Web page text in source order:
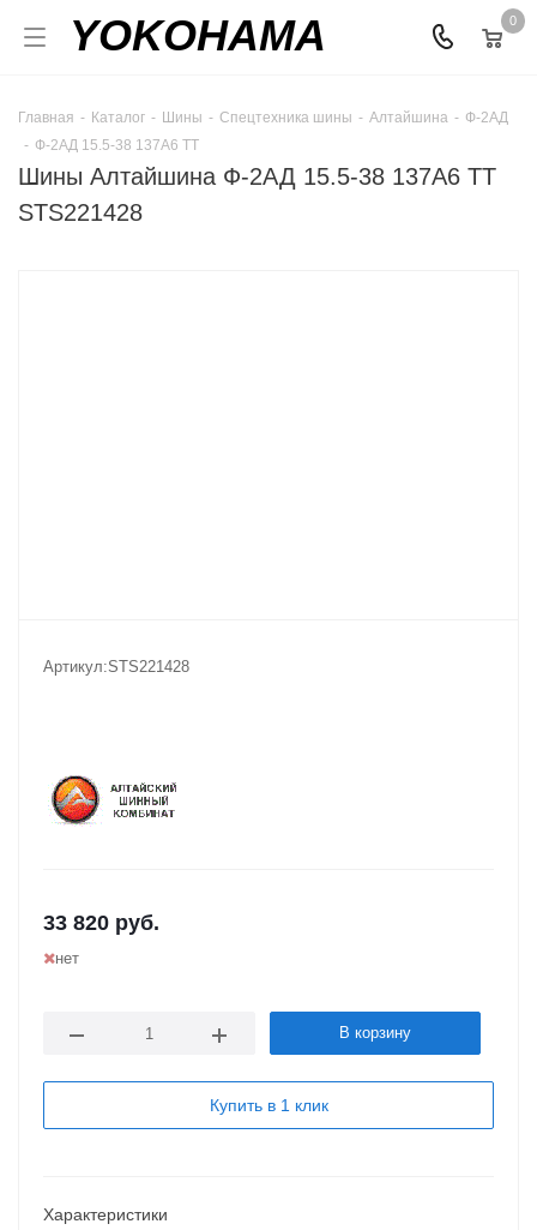
YOKOHAMA 0
Главная - Каталог - Шины - Спецтехника шины - Алтайшина - Ф-2АД
- Ф-2АД 15.5-38 137A6 TT
Шины Алтайшина Ф-2АД 15.5-38 137A6 TT
STS221428
Артикул:STS221428
33 820 руб.
нет
В корзину
Купить в 1 клик
Характеристики